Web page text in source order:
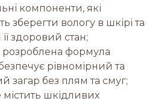
компоненти, які
зберегти вологу в шкірі та
здоровий стан;
розроблена формула
рівномірний та
загар без плям та смуг;
шкідливих